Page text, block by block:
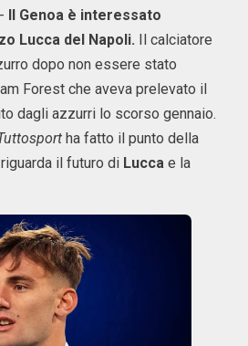
- Il Genoa è interessato
Lucca del Napoli. Il calciatore
dopo non essere stato
Forest che aveva prelevato il
dagli azzurri lo scorso gennaio.
ha fatto il punto della
il futuro di Lucca e la